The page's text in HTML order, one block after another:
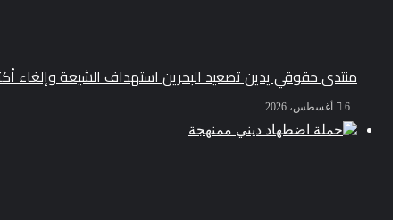
منتدى حقوقي يدين تصعيد البحرين استهداف الشيعة وإلغاء أكثر من 50
6 أغسطس، 2026